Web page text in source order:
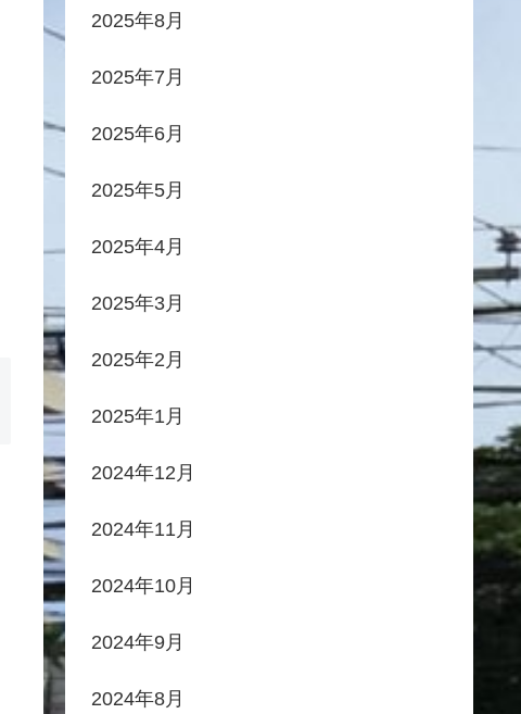
2025年8月
2025年7月
2025年6月
2025年5月
2025年4月
2025年3月
2025年2月
2025年1月
2024年12月
2024年11月
2024年10月
2024年9月
2024年8月